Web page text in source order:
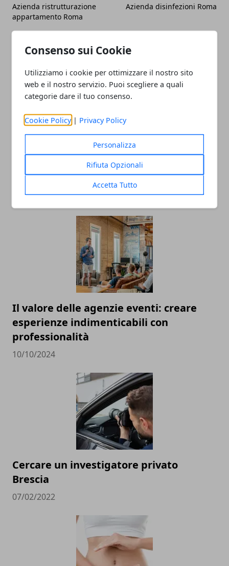
Consenso sui Cookie
Utilizziamo i cookie per ottimizzare il nostro sito
web e il nostro servizio. Puoi scegliere a quali
categorie dare il tuo consenso.
Cookie Policy | Privacy Policy
Personalizza
Rifiuta Opzionali
Accetta Tutto
Azienda ristrutturazione
appartamento Roma
Azienda disinfezioni Roma
Redazione
ARTICOLI CORRELATI
Il valore delle agenzie eventi: creare
esperienze indimenticabili con
professionalità
10/10/2024
Cercare un investigatore privato
Brescia
07/02/2022